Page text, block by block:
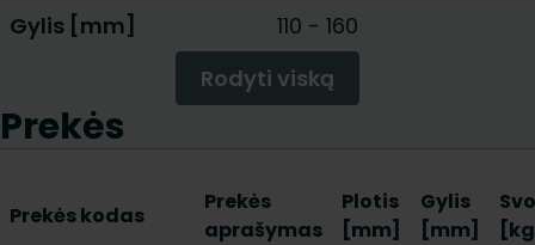
Gylis [mm]
110 - 160
Rodyti viską
Prekės
Prekės kodas
Prekės
aprašymas
Plotis
[mm]
Gylis
[mm]